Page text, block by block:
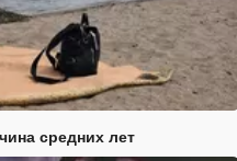
средних лет